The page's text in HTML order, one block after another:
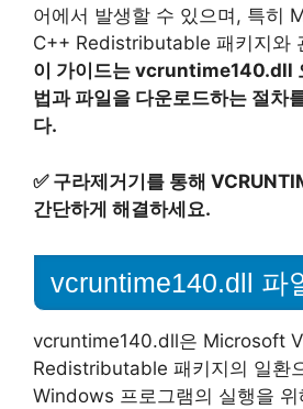
어에서 발생할 수 있으며, 특히
C++ Redistributable 패키지와
이 가이드는 vcruntime140.dll
법과 파일을 다운로드하는 절차
다.
✅ 구라제거기를 통해
간단하게 해결하세요.
vcruntime140.dll 파
vcruntime140.dll은 Microsoft
Redistributable 패키지의 일환
Windows 프로그램의 실행을